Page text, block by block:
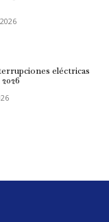
eléctricas